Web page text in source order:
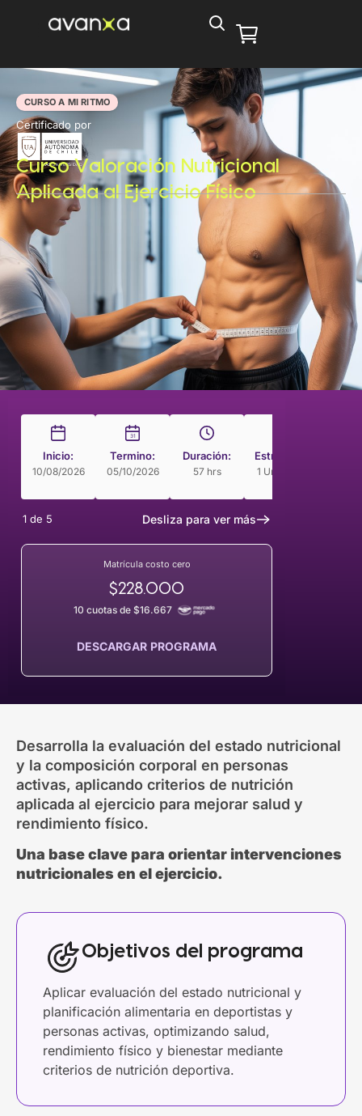
CURSO A MI RITMO
Certificado por
Curso Valoración Nutricional
Aplicada al Ejercicio Físico
Inicio:
10/08/2026
31
Termino:
05/10/2026
Duración:
57 hrs
Estructura
1 Unidades
1 de 5 Desliza para ver más
Matrícula costo cero
$228.000
10 cuotas de $16.667
DESCARGAR PROGRAMA
Desarrolla la evaluación del estado nutricional
y la composición corporal en personas
activas, aplicando criterios de nutrición
aplicada al ejercicio para mejorar salud y
rendimiento físico.
Una base clave para orientar intervenciones
nutricionales en el ejercicio.
Objetivos del programa
Aplicar evaluación del estado nutricional y
planificación alimentaria en deportistas y
personas activas, optimizando salud,
rendimiento físico y bienestar mediante
criterios de nutrición deportiva.